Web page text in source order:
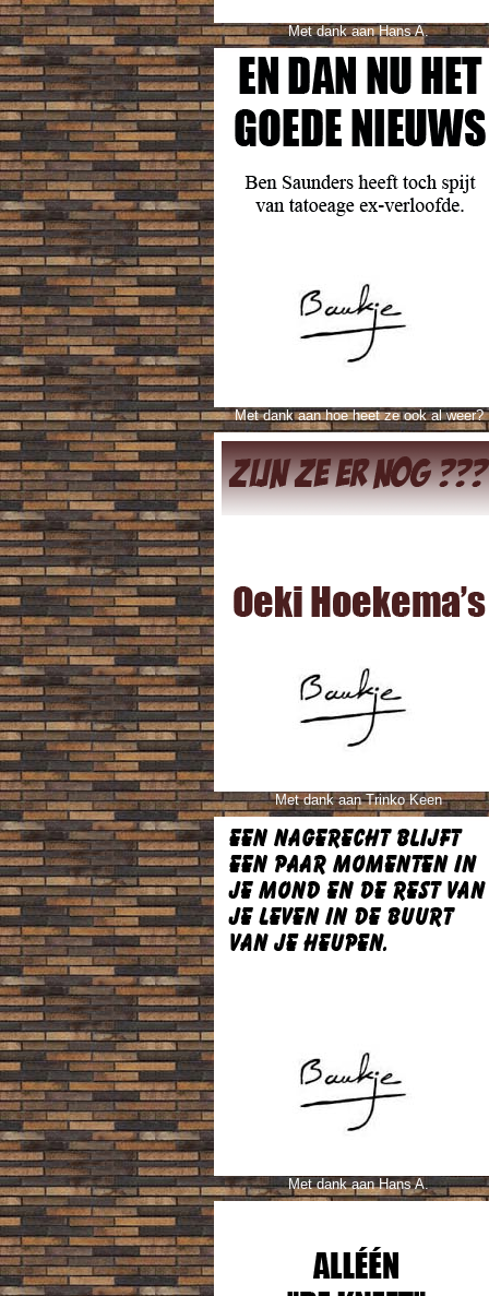
Met dank aan Hans A.
Met dank aan hoe heet ze ook al weer?
Met dank aan Trinko Keen
Met dank aan Hans A.